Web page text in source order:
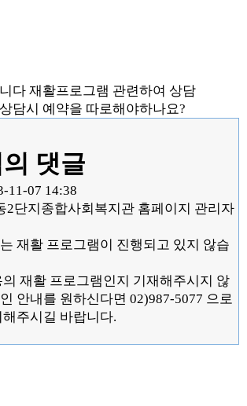
다 재활프로그램 관련하여 상담
담시 예약을 따로해야하나요?
댓글
11-07 14:38
2단지종합사회복지관 홈페이지 관리자
재활 프로그램이 진행되고 있지 않습
재활 프로그램인지 기재해주시지 않
안내를 원하신다면 02)987-5077 으로
주시길 바랍니다.